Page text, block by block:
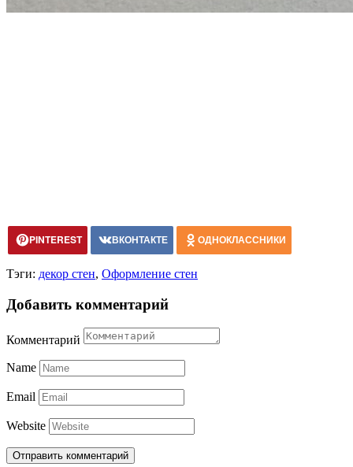
PINTEREST ВКОНТАКТЕ ОДНОКЛАССНИКИ
Тэги: декор стен, Оформление стен
Добавить комментарий
Комментарий
Name
Email
Website